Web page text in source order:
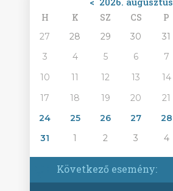
H K SZ CS P
27 28 29 30 31
3
4 5 6 7
10
11 12 13 14
17
18 19 20 21
24
25 26 27 28
31
1 2 3 4
Következő esemény: